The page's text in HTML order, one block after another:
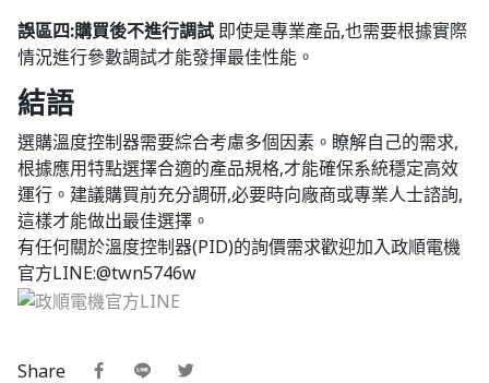
誤區四:購買後不進行調試 即使是專業產品,也需要根據實際
情況進行參數調試才能發揮最佳性能。
結語
選購溫度控制器需要綜合考慮多個因素。瞭解自己的需求,
根據應用特點選擇合適的產品規格,才能確保系統穩定高效
運行。建議購買前充分調研,必要時向廠商或專業人士諮詢,
這樣才能做出最佳選擇。
有任何關於溫度控制器(PID)的詢價需求歡迎加入政順電機
官方LINE:@twn5746w
Share